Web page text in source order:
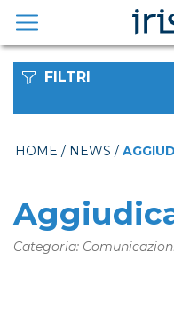
contenuto
FILTRI
HOME / NEWS /
Categoria: